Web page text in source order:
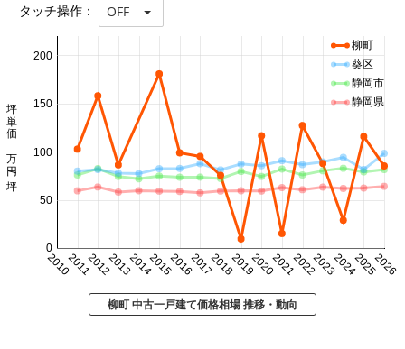
タッチ操作： OFF
20102011201220132014201520162017201820192020202120222023202420252026
0
50
100
150
200
坪単価 万円/坪
柳町
葵区
静岡市
静岡県
柳町 中古一戸建て価格相場 推移・動向